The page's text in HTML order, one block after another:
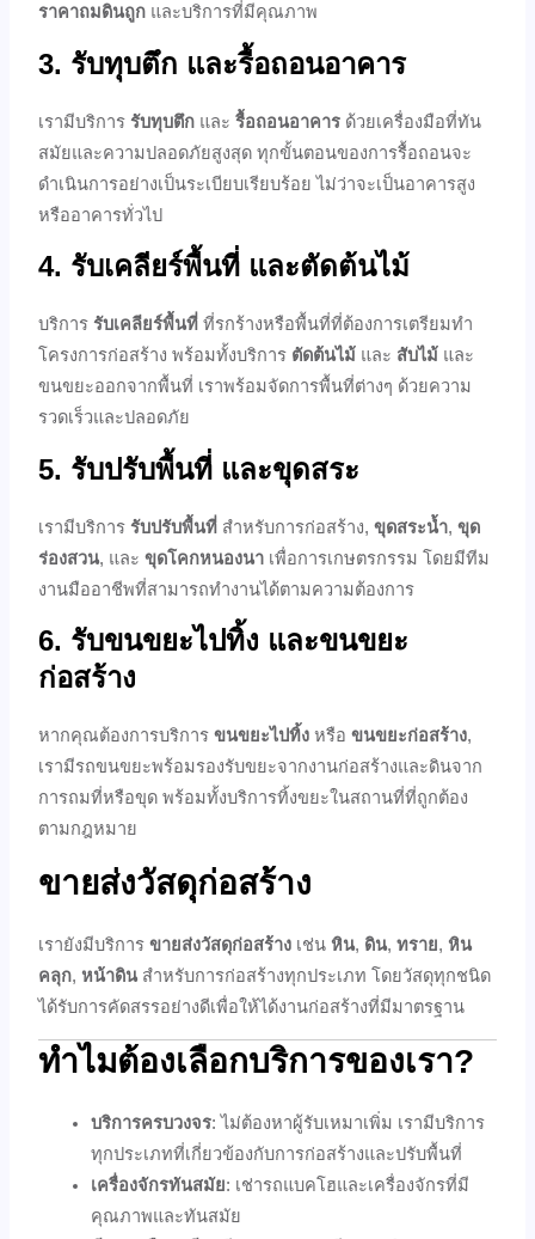
ราคาถมดินถูก และบริการที่มีคุณภาพ
3. รับทุบตึก และรื้อถอนอาคาร
เรามีบริการรับทุบตึก และรื้อถอนอาคาร ด้วยเครื่องมือที่ทัน
สมัยและความปลอดภัยสูงสุด ทุกขั้นตอนของการรื้อถอนจะ
ดำเนินการอย่างเป็นระเบียบเรียบร้อย ไม่ว่าจะเป็นอาคารสูง
หรืออาคารทั่วไป
4. รับเคลียร์พื้นที่ และตัดต้นไม้
บริการรับเคลียร์พื้นที่ ที่รกร้างหรือพื้นที่ที่ต้องการเตรียมทำ
โครงการก่อสร้าง พร้อมทั้งบริการ ตัดต้นไม้ และ สับไม้ และ
ขนขยะออกจากพื้นที่ เราพร้อมจัดการพื้นที่ต่างๆ ด้วยความ
รวดเร็วและปลอดภัย
5. รับปรับพื้นที่ และขุดสระ
เรามีบริการรับปรับพื้นที่ สำหรับการก่อสร้าง,ขุดสระน้ำ,ขุด
ร่องสวน, และขุดโคกหนองนา เพื่อการเกษตรกรรม โดยมีทีม
งานมืออาชีพที่สามารถทำงานได้ตามความต้องการ
6. รับขนขยะไปทิ้ง และขนขยะ
ก่อสร้าง
หากคุณต้องการบริการขนขยะไปทิ้ง หรือขนขยะก่อสร้าง,
เรามีรถขนขยะพร้อมรองรับขยะจากงานก่อสร้างและดินจาก
การถมที่หรือขุด พร้อมทั้งบริการทิ้งขยะในสถานที่ที่ถูกต้อง
ตามกฎหมาย
ขายส่งวัสดุก่อสร้าง
เรายังมีบริการขายส่งวัสดุก่อสร้าง เช่นหิน, ดิน,ทราย,หิน
คลุก,หน้าดินสำหรับการก่อสร้างทุกประเภท โดยวัสดุทุกชนิด
ได้รับการคัดสรรอย่างดีเพื่อให้ได้งานก่อสร้างที่มีมาตรฐาน
ทำไมต้องเลือกบริการของเรา?
บริการครบวงจร: ไม่ต้องหาผู้รับเหมาเพิ่ม เรามีบริการ
ทุกประเภทที่เกี่ยวข้องกับการก่อสร้างและปรับพื้นที่
เครื่องจักรทันสมัย: เช่ารถแบคโฮและเครื่องจักรที่มี
คุณภาพและทันสมัย